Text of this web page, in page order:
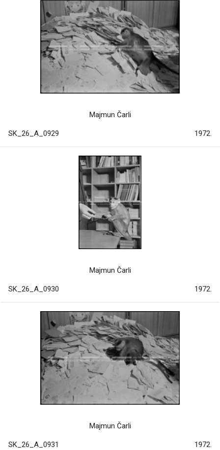
Majmun Čarli
SK_26_A_0929 1972.
Majmun Čarli
SK_26_A_0930 1972.
Majmun Čarli
SK_26_A_0931 1972.